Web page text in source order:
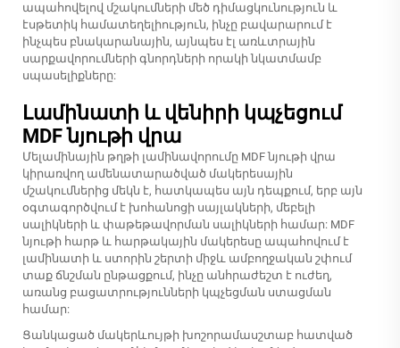
ապահովելով մշակումների մեծ դիմացկունություն և
էսթետիկ համատեղելիություն, ինչը բավարարում է
ինչպես բնակարանային, այնպես էլ առևտրային
սարքավորումների գնորդների որակի նկատմամբ
սպասելիքները:
Լամինատի և վենիրի կպչեցում
MDF նյութի վրա
Մելամինային թղթի լամինավորումը MDF նյութի վրա
կիրառվող ամենատարածված մակերեսային
մշակումներից մեկն է, հատկապես այն դեպքում, երբ այն
օգտագործվում է խոհանոցի սայլակների, մեբելի
սալիկների և փաթեթավորման սալիկների համար: MDF
նյութի հարթ և հարթակային մակերեսը ապահովում է
լամինատի և ստորին շերտի միջև ամբողջական շփում
տաք ճնշման ընթացքում, ինչը անհրաժեշտ է ուժեղ,
առանց բացատրությունների կպչեցման ստացման
համար:
Ցանկացած մակերևույթի խոշորամասշտաբ հատված